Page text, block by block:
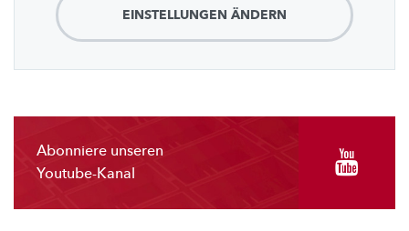
EINSTELLUNGEN ÄNDERN
Abonniere unseren
Youtube-Kanal